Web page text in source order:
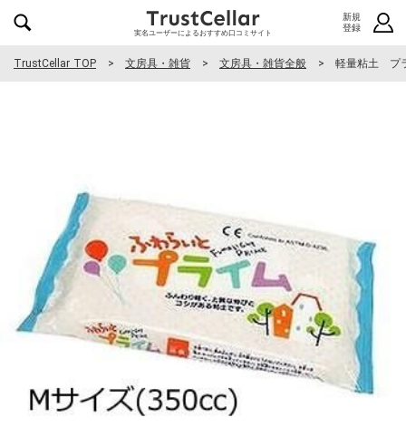
実名ユーザーによるおすすめ口コミサイト
新規
登録
TrustCellar TOP 文房具・雑貨 文房具・雑貨全般 軽量粘土 プ